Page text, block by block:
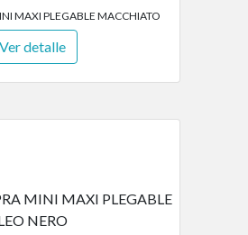
MAXI PLEGABLE MACCHIATO
Ver detalle